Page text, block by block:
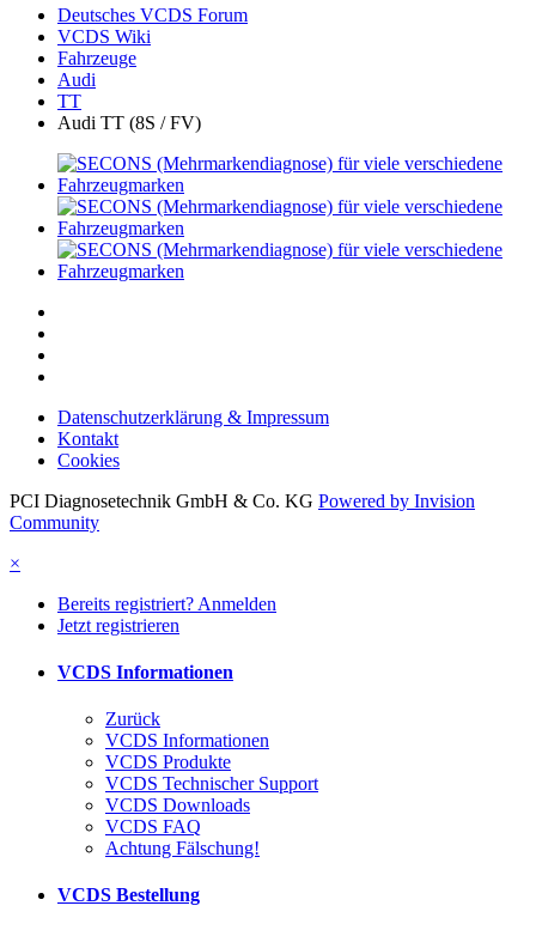
Deutsches VCDS Forum
VCDS Wiki
Fahrzeuge
Audi
TT
Audi TT (8S / FV)
Datenschutzerklärung & Impressum
Kontakt
Cookies
PCI Diagnosetechnik GmbH & Co. KG Powered by Invision
Community
×
Bereits registriert? Anmelden
Jetzt registrieren
VCDS Informationen
Zurück
VCDS Informationen
VCDS Produkte
VCDS Technischer Support
VCDS Downloads
VCDS FAQ
Achtung Fälschung!
VCDS Bestellung